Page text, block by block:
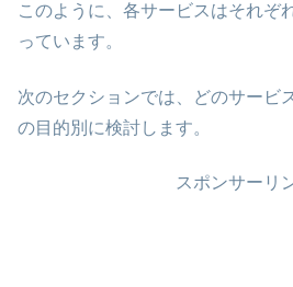
このように、各サービスはそれぞ
っています。
次のセクションでは、どのサービ
の目的別に検討します。
スポンサーリ